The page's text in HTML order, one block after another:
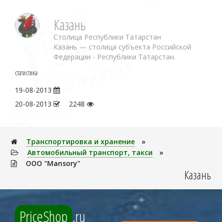
Казань
Столица Республики Татарстан
Казань — столица субъекта Российской
Федерации - Республики Татарстан.
статистика
19-08-2013
20-08-2013
2248
Транспортировка и хранение
»
Автомобильный транспорт, такси
»
OOO "Mansory"
Казань
PriceShop .ru